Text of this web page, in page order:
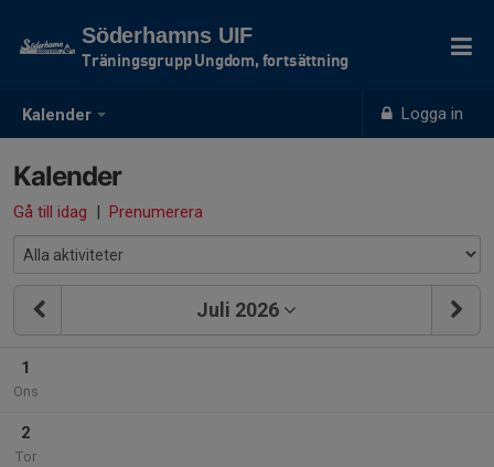
Kalender Logga in
Söderhamns UIF
Träningsgrupp Ungdom, fortsättning
Kalender
Gå till idag | Prenumerera
Juli 2026
1
Ons
2
Tor